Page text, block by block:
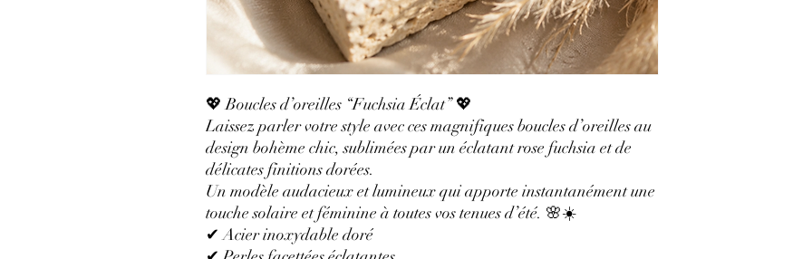
💖 Boucles d’oreilles “Fuchsia Éclat” 💖
Laissez parler votre style avec ces magnifiques boucles d’oreilles au
design bohème chic, sublimées par un éclatant rose fuchsia et de
délicates finitions dorées.
Un modèle audacieux et lumineux qui apporte instantanément une
touche solaire et féminine à toutes vos tenues d’été. 🌸☀️
✔ Acier inoxydable doré